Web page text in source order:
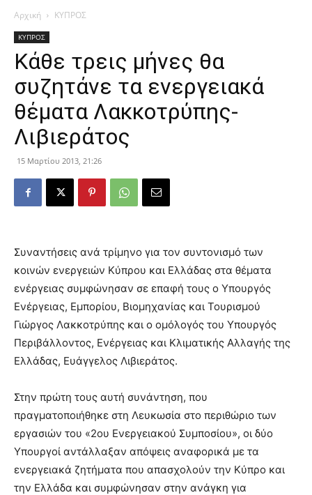
Αρχική ΚΥΠΡΟΣ
ΚΥΠΡΟΣ
Κάθε τρεις μήνες θα
συζητάνε τα ενεργειακά
θέματα Λακκοτρύπης-
Λιβιεράτος
15 Μαρτίου 2013, 21:26
Συναντήσεις ανά τρίμηνο για τον συντονισμό των
κοινών ενεργειών Κύπρου και Ελλάδας στα θέματα
ενέργειας συμφώνησαν σε επαφή τους ο Υπουργός
Ενέργειας, Εμπορίου, Βιομηχανίας και Τουρισμού
Γιώργος Λακκοτρύπης και ο ομόλογός του Υπουργός
Περιβάλλοντος, Ενέργειας και Κλιματικής Αλλαγής της
Ελλάδας, Ευάγγελος Λιβιεράτος.
Στην πρώτη τους αυτή συνάντηση, που
πραγματοποιήθηκε στη Λευκωσία στο περιθώριο των
εργασιών του «2ου Ενεργειακού Συμποσίου», οι δύο
Υπουργοί αντάλλαξαν απόψεις αναφορικά με τα
ενεργειακά ζητήματα που απασχολούν την Κύπρο και
την Ελλάδα και συμφώνησαν στην ανάγκη για